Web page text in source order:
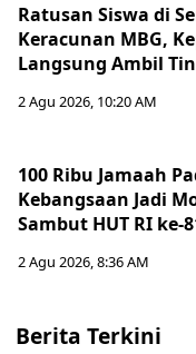
Ratusan Siswa di
Keracunan MBG,
Langsung Ambil
2 Agu 2026, 10:20 AM
100 Ribu Jamaah
Kebangsaan Jadi
Sambut HUT RI ke-
2 Agu 2026, 8:36 AM
Berita Terkini